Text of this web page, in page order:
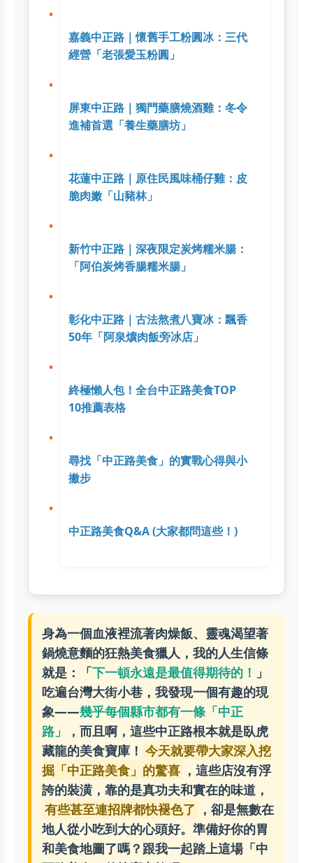
嘉義中正路｜懷舊手工粉圓冰：三代
經營「老張愛玉粉圓」
屏東中正路｜獨門藥膳燒酒雞：冬令
進補首選「養生藥膳坊」
花蓮中正路｜原住民風味桶仔雞：皮
脆肉嫩「山豬林」
新竹中正路｜深夜限定炭烤糯米腸：
「阿伯炭烤香腸糯米腸」
彰化中正路｜古法熬煮八寶冰：飄香
50年「阿泉爌肉飯旁冰店」
終極懶人包！全台中正路美食TOP
10推薦表格
尋找「中正路美食」的實戰心得與小
撇步
中正路美食Q&A (大家都問這些！)
身為一個血液裡流著肉燥飯、靈魂渴望著
鍋燒意麵的狂熱美食獵人，我的人生信條
就是：「下一頓永遠是最值得期待的！ 」
吃遍台灣大街小巷，我發現一個有趣的現
象——幾乎每個縣市都有一條「中正
路」
，而且啊，這些中正路根本就是臥虎
藏龍的美食寶庫！ 今天就要帶大家深入挖
掘「中正路美食」的驚喜 ，這些店沒有浮
誇的裝潢，靠的是真功夫和實在的味道，
有些甚至連招牌都快褪色了 ，卻是無數在
地人從小吃到大的心頭好。準備好你的胃
和美食地圖了嗎？跟我一起踏上這場「中